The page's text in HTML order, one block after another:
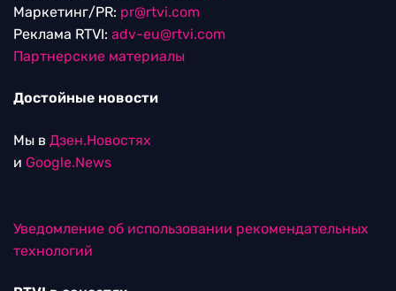
Маркетинг/PR: pr@rtvi.com
Реклама RTVI: adv-eu@rtvi.com
Партнерские материалы
Достойные новости
Мы в Дзен.Новостях
и Google.News
Уведомление об использовании рекомендательных
технологий